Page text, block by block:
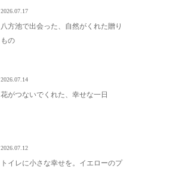
2026.07.17
八方池で出会った、自然がくれた贈り
もの
2026.07.14
花がつないでくれた、幸せな一日
2026.07.12
トイレに小さな幸せを。イエローのプ